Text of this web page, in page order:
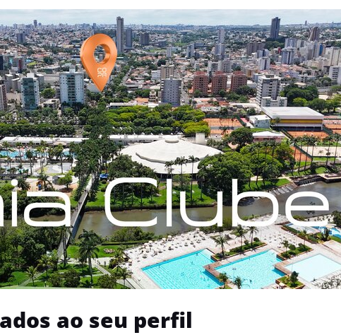
ao seu perfil